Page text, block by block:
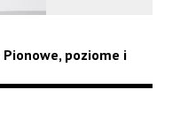
poziome i